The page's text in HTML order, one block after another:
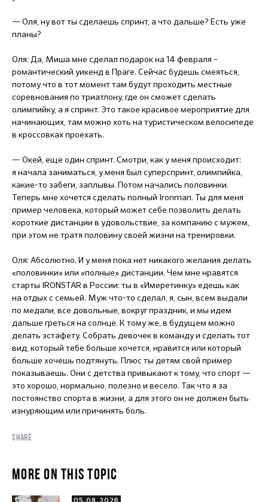
— Оля, ну вот ты сделаешь спринт, а что дальше? Есть уже
планы?
Оля: Да, Миша мне сделал подарок на 14 февраля –
романтический уикенд в Праге. Сейчас будешь смеяться,
потому что в тот момент там будут проходить местные
соревнования по триатлону, где он сможет сделать
олимпийку, а я спринт. Это такое красивое мероприятие для
начинающих, там можно хоть на туристическом велосипеде
в кроссовках проехать.
— Окей, еще один спринт. Смотри, как у меня происходит:
я начала заниматься, у меня был суперспринт, олимпийка,
какие-то забеги, заплывы. Потом начались половинки.
Теперь мне хочется сделать полный Ironman. Ты для меня
пример человека, который может себе позволить делать
короткие дистанции в удовольствие, за компанию с мужем,
при этом не тратя половину своей жизни на тренировки.
Оля: Абсолютно. И у меня пока нет никакого желания делать
«половинки» или «полные» дистанции. Чем мне нравятся
старты IRONSTAR в России: ты в «Имеретинку» едешь как
на отдых с семьей. Муж что-то сделал, я, сын, всем выдали
по медали, все довольные, вокруг праздник, и мы идем
дальше греться на солнце. К тому же, в будущем можно
делать эстафету. Собрать девочек в команду и сделать тот
вид, который тебе больше хочется, нравится или который
больше хочешь подтянуть. Плюс ты детям свой пример
показываешь. Они с детства привыкают к тому, что спорт —
это хорошо, нормально, полезно и весело. Так что я за
постоянство спорта в жизни, а для этого он не должен быть
изнуряющим или причинять боль.
SHARE
MORE ON THIS TOPIC
05.08.2026